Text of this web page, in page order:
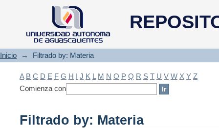
Filtrado by: Materia
Inicio → Filtrado by: Materia
A B C D E F G H I J K L M N O P Q R S T U V W X Y Z
Comienza con
Filtrado by: Materia